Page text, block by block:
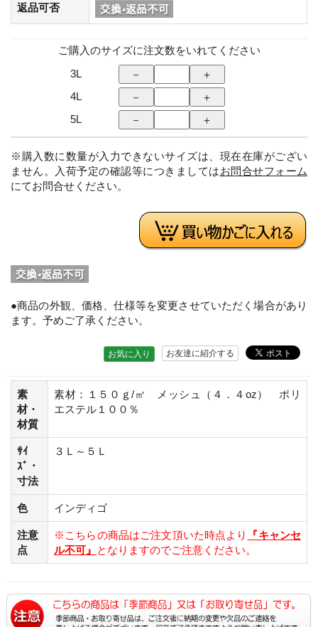
返品可否
ご購入のサイズに注文数をいれてください
3L
4L
5L
※購入数に数量が入力できないサイズは、現在在庫がござい
ません。入荷予定の確認等につきましてはお問合せフォーム
にてお問合せください。
●商品の外観、価格、仕様等を変更させていただく場合があり
ます。予めご了承ください。
お友達に紹介する
お気に入り
素
材・
材質
素材：１５０ｇ/㎡ メッシュ（４．４oz） ポリ
エステル１００％
ｻｲ
ｽﾞ・
寸法
３Ｌ～５Ｌ
色 インディゴ
注意
点
※こちらの商品はご注文頂いた時点より
『キャンセ
ル不可』 となりますのでご注意ください。